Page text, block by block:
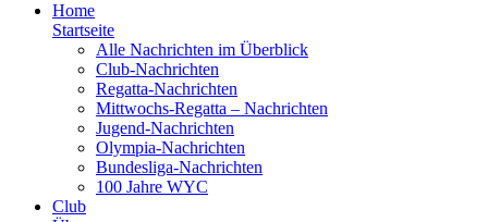
Home
Startseite
Alle Nachrichten im Überblick
Club-Nachrichten
Regatta-Nachrichten
Mittwochs-Regatta – Nachrichten
Jugend-Nachrichten
Olympia-Nachrichten
Bundesliga-Nachrichten
100 Jahre WYC
Club